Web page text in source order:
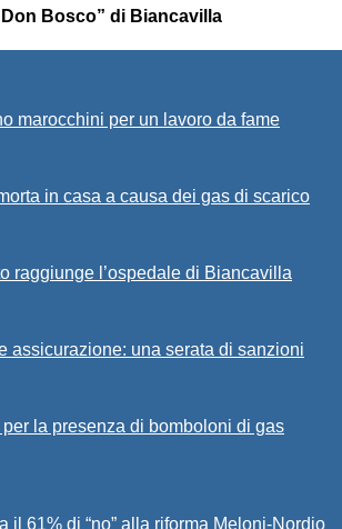
Bosco” di Biancavilla
marocchini per un lavoro da fame
in casa a causa dei gas di scarico
raggiunge l’ospedale di Biancavilla
assicurazione: una serata di sanzioni
la presenza di bomboloni di gas
il 61% di “no” alla riforma Meloni-Nordio